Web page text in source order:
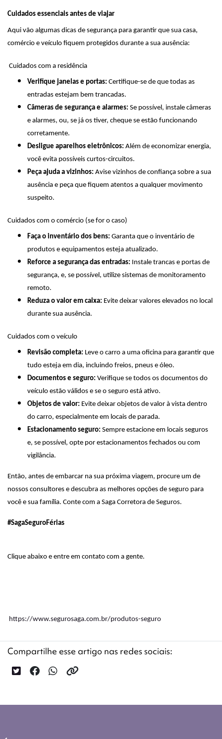
Cuidados essenciais antes de viajar
Aqui vão algumas dicas de segurança para garantir que sua casa,
comércio e veículo fiquem protegidos durante a sua ausência:
Cuidados com a residência
Verifique janelas e portas: Certifique-se de que todas as
entradas estejam bem trancadas.
Câmeras de segurança e alarmes: Se possível, instale câmeras
e alarmes, ou, se já os tiver, cheque se estão funcionando
corretamente.
Desligue aparelhos eletrônicos: Além de economizar energia,
você evita possíveis curtos-circuitos.
Peça ajuda a vizinhos: Avise vizinhos de confiança sobre a sua
ausência e peça que fiquem atentos a qualquer movimento
suspeito.
Cuidados com o comércio (se for o caso)
Faça o inventário dos bens: Garanta que o inventário de
produtos e equipamentos esteja atualizado.
Reforce a segurança das entradas: Instale trancas e portas de
segurança, e, se possível, utilize sistemas de monitoramento
remoto.
Reduza o valor em caixa: Evite deixar valores elevados no local
durante sua ausência.
Cuidados com o veículo
Revisão completa: Leve o carro a uma oficina para garantir que
tudo esteja em dia, incluindo freios, pneus e óleo.
Documentos e seguro: Verifique se todos os documentos do
veículo estão válidos e se o seguro está ativo.
Objetos de valor: Evite deixar objetos de valor à vista dentro
do carro, especialmente em locais de parada.
Estacionamento seguro: Sempre estacione em locais seguros
e, se possível, opte por estacionamentos fechados ou com
vigilância.
Então, antes de embarcar na sua próxima viagem, procure um de
nossos consultores e descubra as melhores opções de seguro para
você e sua família. Conte com a Saga Corretora de Seguros.
#SagaSeguroFérias
Clique abaixo e entre em contato com a gente.
https://www.segurosaga.com.br/produtos-seguro
Compartilhe esse artigo nas redes sociais: